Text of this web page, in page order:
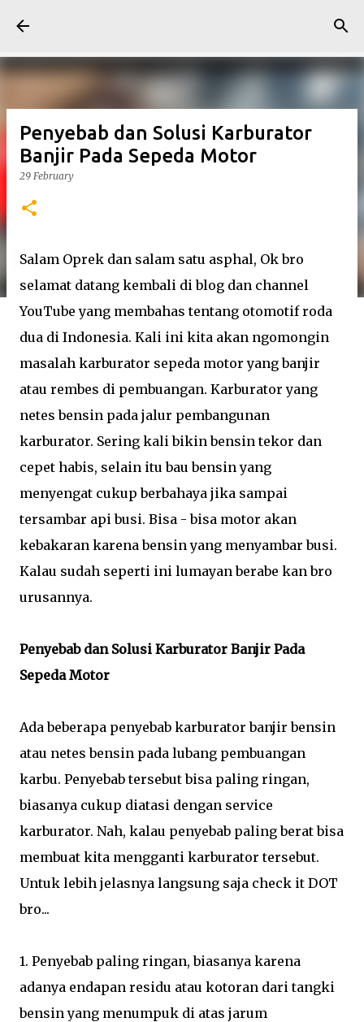
Penyebab dan Solusi Karburator
Banjir Pada Sepeda Motor
29 February
Salam Oprek dan salam satu asphal, Ok bro
selamat datang kembali di blog dan channel
YouTube yang membahas tentang otomotif roda
dua di Indonesia. Kali ini kita akan ngomongin
masalah karburator sepeda motor yang banjir
atau rembes di pembuangan. Karburator yang
netes bensin pada jalur pembangunan
karburator. Sering kali bikin bensin tekor dan
cepet habis, selain itu bau bensin yang
menyengat cukup berbahaya jika sampai
tersambar api busi. Bisa - bisa motor akan
kebakaran karena bensin yang menyambar busi.
Kalau sudah seperti ini lumayan berabe kan bro
urusannya.
Penyebab dan Solusi Karburator Banjir Pada
Sepeda Motor
Ada beberapa penyebab karburator banjir bensin
atau netes bensin pada lubang pembuangan
karbu. Penyebab tersebut bisa paling ringan,
biasanya cukup diatasi dengan service
karburator. Nah, kalau penyebab paling berat bisa
membuat kita mengganti karburator tersebut.
Untuk lebih jelasnya langsung saja check it DOT
bro...
1. Penyebab paling ringan, biasanya karena
adanya endapan residu atau kotoran dari tangki
bensin yang menumpuk di atas jarum